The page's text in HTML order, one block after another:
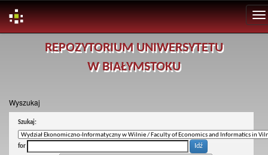
REPOZYTORIUM UNIWERSYTETU
W BIAŁYMSTOKU
Wyszukaj
Szukaj:
for